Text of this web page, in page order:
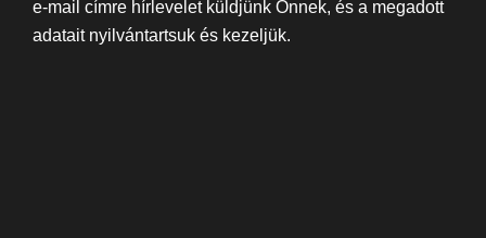
e-mail címre hírlevelet küldjünk Önnek, és a megadott
adatait nyilvántartsuk és kezeljük.